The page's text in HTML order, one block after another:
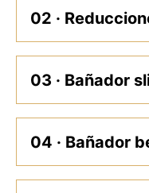
02 ·
03 · Bañador
04 · Bañador